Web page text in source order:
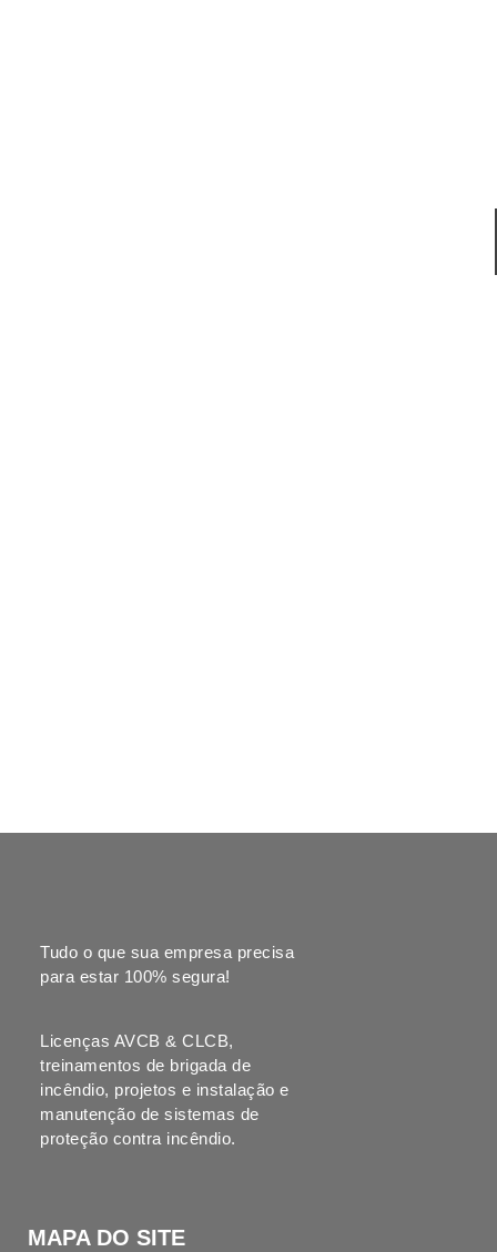
Tudo o que sua empresa precisa
para estar 100% segura!
Licenças AVCB & CLCB,
treinamentos de brigada de
incêndio, projetos e instalação e
manutenção de sistemas de
proteção contra incêndio.
MAPA DO SITE